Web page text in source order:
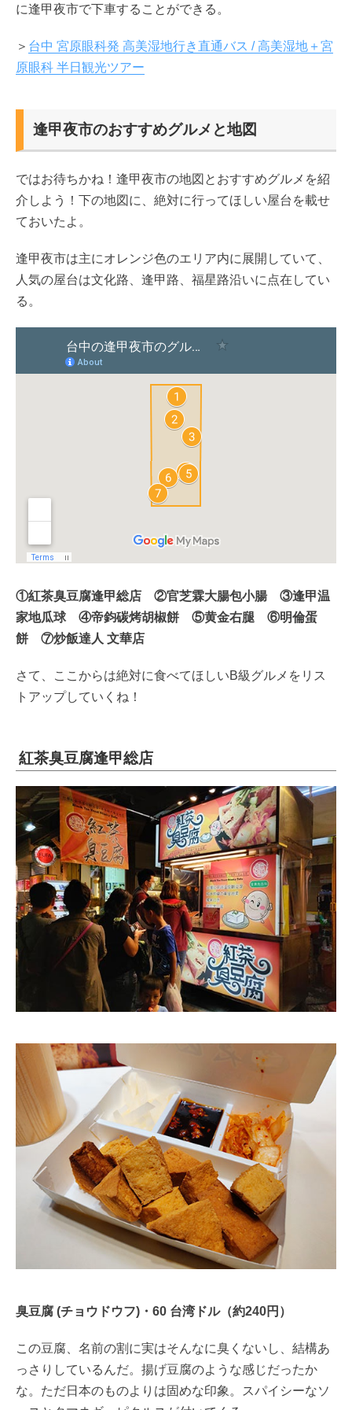
に逢甲夜市で下車することができる。
＞ 台中 宮原眼科発 高美湿地行き直通バス / 高美湿地＋宮
原眼科 半日観光ツアー
逢甲夜市のおすすめグルメと地図
ではお待ちかね！逢甲夜市の地図とおすすめグルメを紹
介しよう！下の地図に、絶対に行ってほしい屋台を載せ
ておいたよ。
逢甲夜市は主にオレンジ色のエリア内に展開していて、
人気の屋台は文化路、逢甲路、福星路沿いに点在してい
る。
①紅茶臭豆腐逢甲総店 ②官芝霖大腸包小腸 ③逢甲温
家地瓜球 ④帝鈞碳烤胡椒餅 ⑤黄金右腿 ⑥明倫蛋
餅 ⑦炒飯達人 文華店
さて、ここからは絶対に食べてほしいB級グルメをリス
トアップしていくね！
紅茶臭豆腐逢甲総店
臭豆腐 (チョウドウフ)・60 台湾ドル（約240円）
この豆腐、名前の割に実はそんなに臭くないし、結構あ
っさりしているんだ。揚げ豆腐のような感じだったか
な。ただ日本のものよりは固めな印象。スパイシーなソ